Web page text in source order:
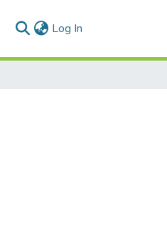
Log In